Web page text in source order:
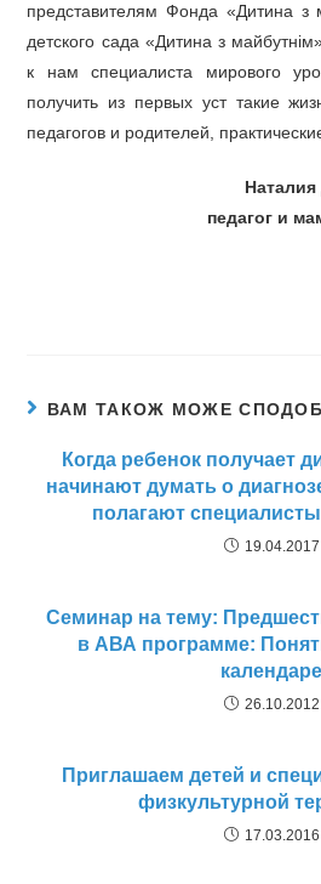
представителям Фонда «Дитина з
детского сада «Дитина з
к нам специалиста мирового
получить из первых уст такие
педагогов и родителей,
педагог и
ВАМ ТАКОЖ МОЖЕ
Когда ребенок получает
начинают думать о
полагают
19.04.2017
Cеминар на тему:
в АВА программе:
календаре
26.10.2012
Приглашаем детей и
физкультурной
17.03.2016